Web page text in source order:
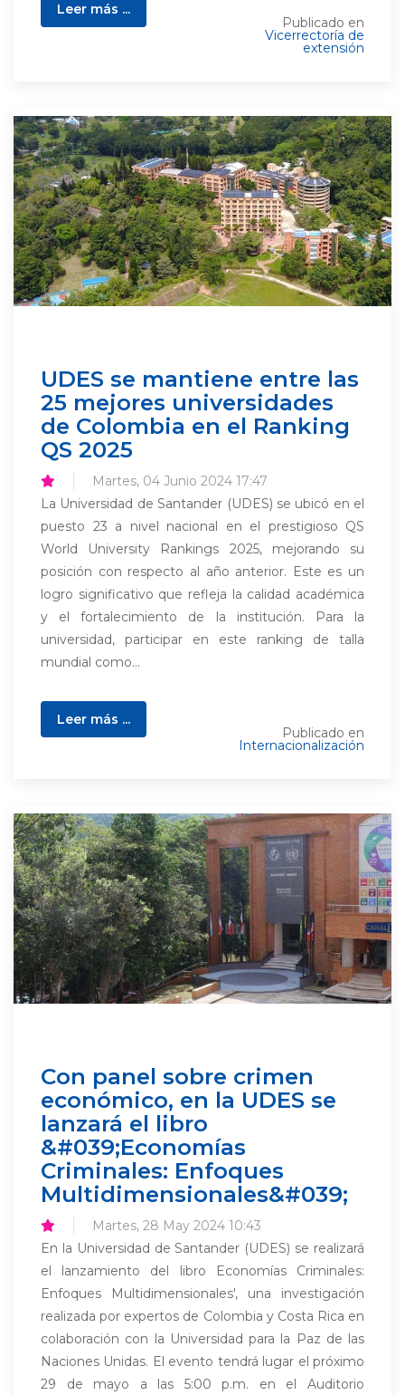
Leer más ...
Publicado en
Vicerrectoría de
extensión
UDES se mantiene entre las
25 mejores universidades
de Colombia en el Ranking
QS 2025
Martes, 04 Junio 2024 17:47
La Universidad de Santander (UDES) se ubicó en el
puesto 23 a nivel nacional en el prestigioso QS
World University Rankings 2025, mejorando su
posición con respecto al año anterior. Este es un
logro significativo que refleja la calidad académica
y el fortalecimiento de la institución. Para la
universidad, participar en este ranking de talla
mundial como...
Leer más ...
Publicado en
Internacionalización
Con panel sobre crimen
económico, en la UDES se
lanzará el libro
&#039;Economías
Criminales: Enfoques
Multidimensionales&#039;
Martes, 28 May 2024 10:43
En la Universidad de Santander (UDES) se realizará
el lanzamiento del libro Economías Criminales:
Enfoques Multidimensionales', una investigación
realizada por expertos de Colombia y Costa Rica en
colaboración con la Universidad para la Paz de las
Naciones Unidas. El evento tendrá lugar el próximo
29 de mayo a las 5:00 p.m. en el Auditorio